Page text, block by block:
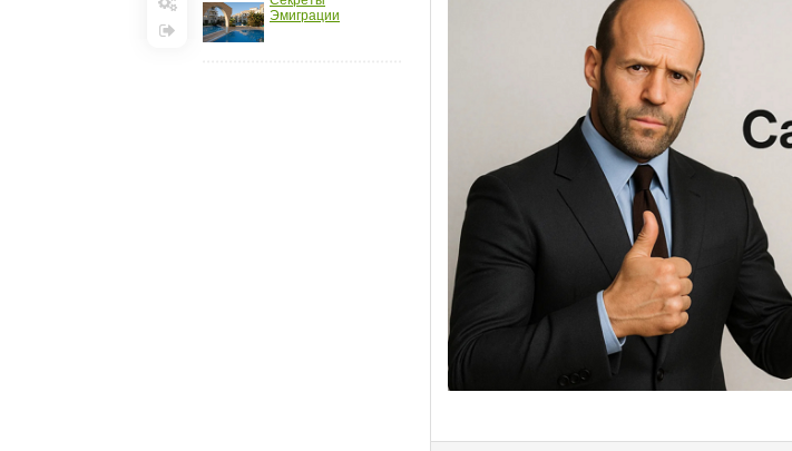
Настройки
Эмиграции